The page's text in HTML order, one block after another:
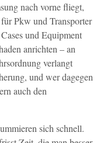
nach vorne fliegt,
Pkw und Transporter
und Equipment
anrichten – an
verlangt
und wer dagegen
auch den
sich schnell.